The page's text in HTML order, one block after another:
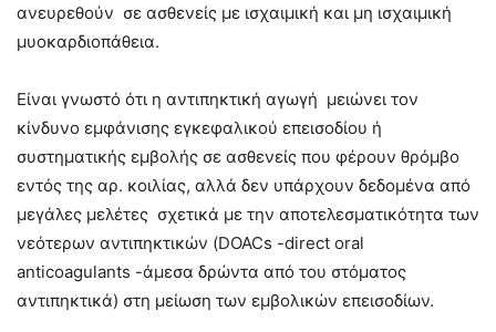
ανευρεθούν σε ασθενείς με ισχαιμική και μη ισχαιμική
μυοκαρδιοπάθεια.
Είναι γνωστό ότι η αντιπηκτική αγωγή μειώνει τον
κίνδυνο εμφάνισης εγκεφαλικού επεισοδίου ή
συστηματικής εμβολής σε ασθενείς που φέρουν θρόμβο
εντός της αρ. κοιλίας, αλλά δεν υπάρχουν δεδομένα από
μεγάλες μελέτες σχετικά με την αποτελεσματικότητα των
νεότερων αντιπηκτικών (DOACs -direct oral
anticoagulants -άμεσα δρώντα από του στόματος
αντιπηκτικά) στη μείωση των εμβολικών επεισοδίων.